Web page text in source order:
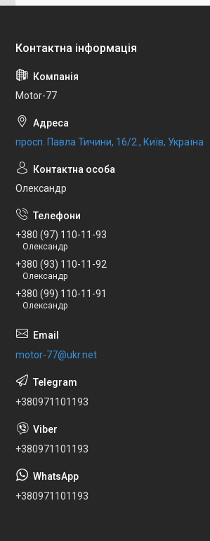
Motor-77
просп. Павла Тичини, 16/2., Київ, Україна
Олександр
+380 (97) 110-11-93
Олександр
+380 (93) 110-11-92
Олександр
+380 (99) 110-11-91
Олександр
motor-77@ukr.net
+380971101193
+380971101193
+380971101193